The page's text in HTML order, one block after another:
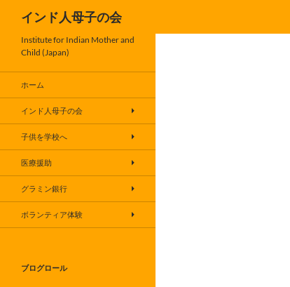
テ
へ
ッ
インド人母子の会
Institute for Indian Mother and
Child (Japan)
ホーム
インド人母子の会
子供を学校へ
医療援助
グラミン銀行
ボランティア体験
ブログロール